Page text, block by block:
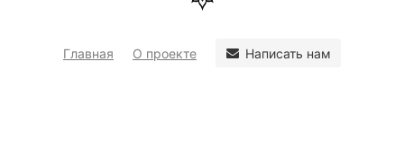
Главная О проекте Написать нам